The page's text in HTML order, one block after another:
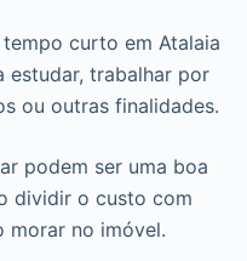
curto em Atalaia
estudar, trabalhar por
ou outras finalidades.
podem ser uma boa
dividir o custo com
morar no imóvel.